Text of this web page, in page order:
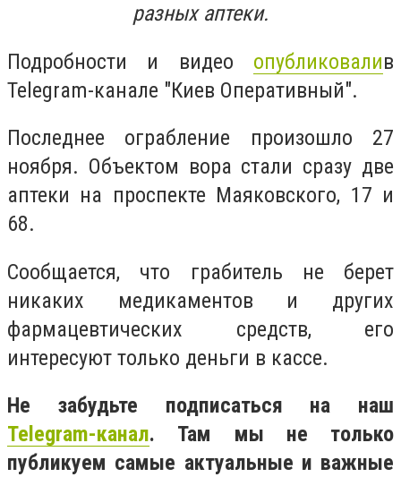
разных аптеки.
Подробности и видео опубликовалив
Telegram-канале "Киев Оперативный".
Последнее ограбление произошло 27
ноября. Объектом вора стали сразу две
аптеки на проспекте Маяковского, 17 и
68.
Сообщается, что грабитель не берет
никаких медикаментов и других
фармацевтических средств, его
интересуют только деньги в кассе.
Не забудьте подписаться на наш
Telegram-канал. Там мы не только
публикуем самые актуальные и важные